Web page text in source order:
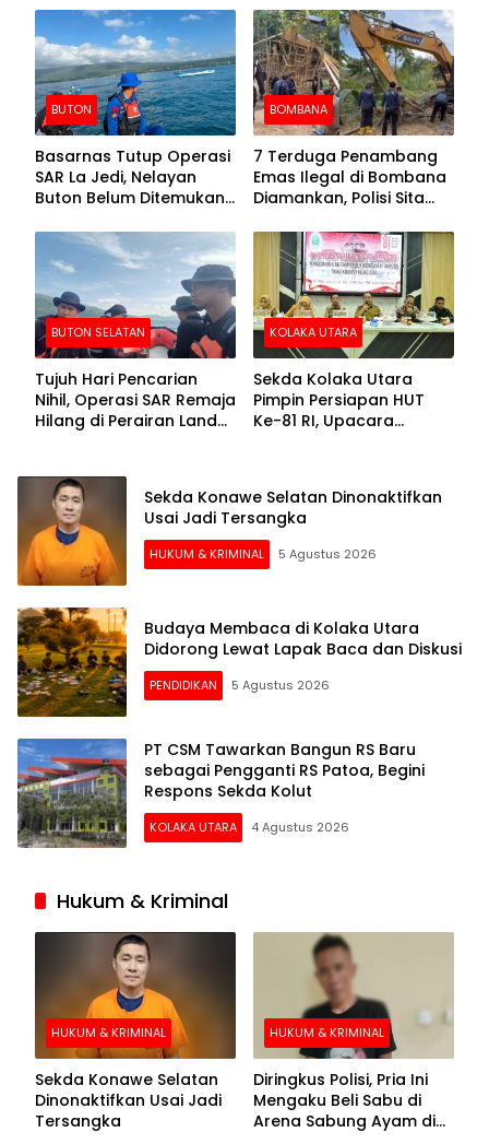
Kemasukan Air
BUTON
Basarnas Tutup Operasi
SAR La Jedi, Nelayan
Buton Belum Ditemukan
BOMBANA
7 Terduga Penambang
Emas Ilegal di Bombana
Diamankan, Polisi Sita
Crusher
BUTON SELATAN
Tujuh Hari Pencarian
Nihil, Operasi SAR Remaja
Hilang di Perairan Lande
KOLAKA UTARA
Sekda Kolaka Utara
Pimpin Persiapan HUT
Ke-81 RI, Upacara
Sekda Konawe Selatan Dinonaktifkan
Usai Jadi Tersangka
HUKUM & KRIMINAL 5 Agustus 2026
Budaya Membaca di Kolaka Utara
Didorong Lewat Lapak Baca dan Diskusi
PENDIDIKAN 5 Agustus 2026
PT CSM Tawarkan Bangun RS Baru
sebagai Pengganti RS Patoa, Begini
Respons Sekda Kolut
KOLAKA UTARA 4 Agustus 2026
Hukum & Kriminal
HUKUM & KRIMINAL
Sekda Konawe Selatan
Dinonaktifkan Usai Jadi
Tersangka
HUKUM & KRIMINAL
Diringkus Polisi, Pria Ini
Mengaku Beli Sabu di
Arena Sabung Ayam di